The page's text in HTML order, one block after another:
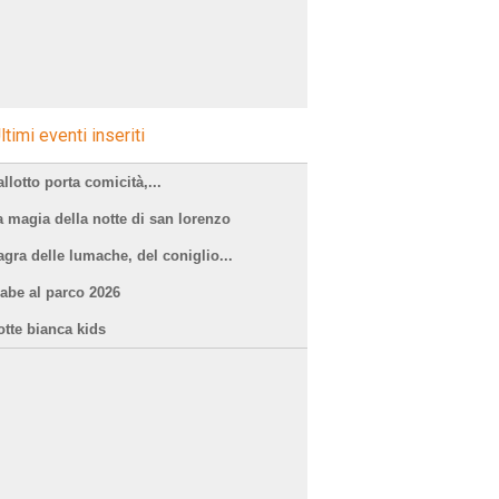
eventi inseriti
porta comicità,...
magia della notte di san lorenzo
delle lumache, del coniglio...
al parco 2026
bianca kids